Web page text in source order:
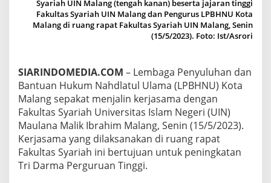
A
M
A
G
A
N
F
A
K
U
T
A
Syariah UIN Malang (tengah kanan) beserta jajaran tinggi
Fakultas Syariah UIN Malang dan Pengurus LPBHNU Kota
Malang di ruang rapat Fakultas Syariah UIN Malang, Senin
(15/5/2023). Foto: Ist/Asrori
SIARINDOMEDIA.COM – Lembaga Penyuluhan dan
Bantuan Hukum Nahdlatul Ulama (LPBHNU) Kota
Malang sepakat menjalin kerjasama dengan
Fakultas Syariah Universitas Islam Negeri (UIN)
Maulana Malik Ibrahim Malang, Senin (15/5/2023).
Kerjasama yang dilaksanakan di ruang rapat
Fakultas Syariah ini bertujuan untuk peningkatan
Tri Darma Perguruan Tinggi.